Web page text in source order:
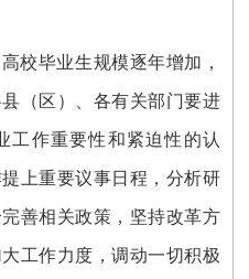
校毕业生规模逐年增加，
（区）、各有关部门要进
工作重要性和紧迫性的认
上重要议事日程，分析研
善相关政策，坚持改革方
工作力度，调动一切积极